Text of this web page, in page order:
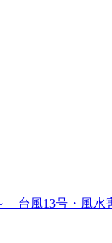
台風13号・風水